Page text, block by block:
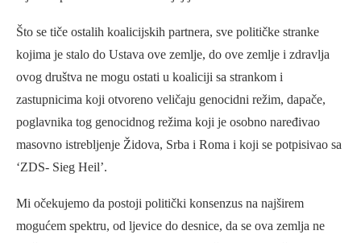
Što se tiče ostalih koalicijskih partnera, sve političke stranke
kojima je stalo do Ustava ove zemlje, do ove zemlje i zdravlja
ovog društva ne mogu ostati u koaliciji sa strankom i
zastupnicima koji otvoreno veličaju genocidni režim, dapače,
poglavnika tog genocidnog režima koji je osobno naređivao
masovno istrebljenje Židova, Srba i Roma i koji se potpisivao sa
‘ZDS- Sieg Heil’.
Mi očekujemo da postoji politički konsenzus na najširem
mogućem spektru, od ljevice do desnice, da se ova zemlja ne